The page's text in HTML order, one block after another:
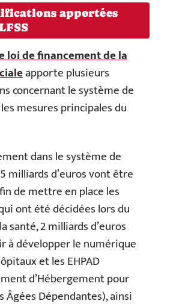
apportées
loi de financement de la
apporte plusieurs
concernant le système de
mesures principales du
dans le système de
milliards d’euros vont être
de mettre en place les
ont été décidées lors du
santé, 2 milliards d’euros
à développer le numérique
et les EHPAD
d’Hébergement pour
Âgées Dépendantes), ainsi